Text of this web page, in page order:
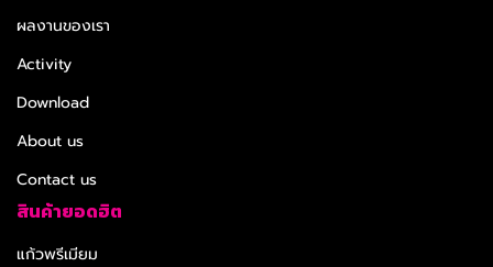
ผลงานของเรา
Activity
Download
About us
Contact us
สินค้ายอดฮิต
แก้วพรีเมียม